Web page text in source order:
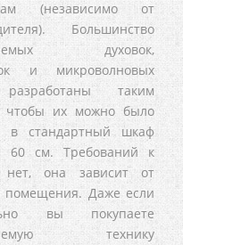
(независимо от
Большинство
духовок,
и микроволновых
таким
чтобы их можно было
в стандартный шкаф
60 см. Требований к
она зависит от
помещения. Даже если
вы покупаете
технику